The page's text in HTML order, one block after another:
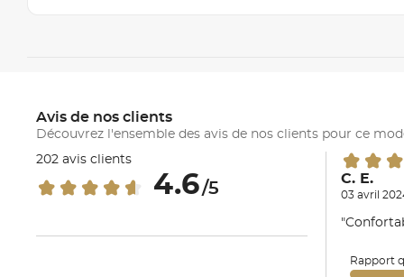
Avis de nos clients
Découvrez l'ensemble des avis de nos clients pour ce
202 avis clients
4.6/5
C. E.
03 avril
Rapport